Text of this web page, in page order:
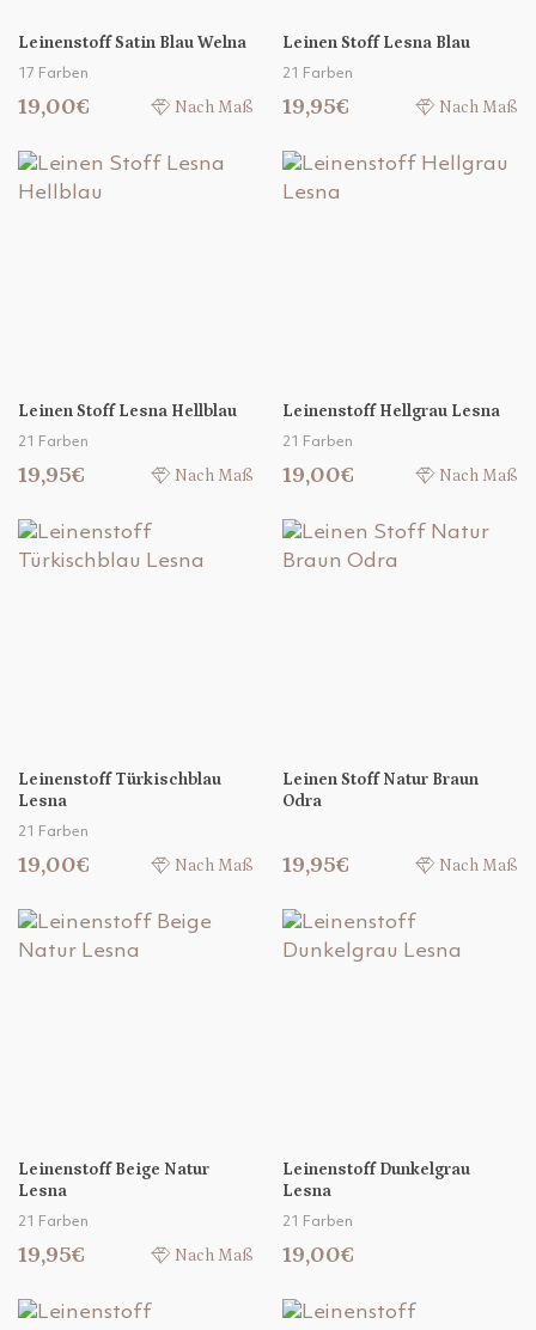
Leinenstoff Satin Blau Welna
17 Farben
19,00€ Nach Maß
Leinen Stoff Lesna Blau
21 Farben
19,95€ Nach Maß
Leinen Stoff Lesna Hellblau
21 Farben
19,95€ Nach Maß
Leinenstoff Hellgrau Lesna
21 Farben
19,00€ Nach Maß
Leinenstoff Türkischblau
Lesna
21 Farben
19,00€ Nach Maß
Leinen Stoff Natur Braun
Odra
19,95€ Nach Maß
Leinenstoff Beige Natur
Lesna
21 Farben
19,95€ Nach Maß
Leinenstoff Dunkelgrau
Lesna
21 Farben
19,00€